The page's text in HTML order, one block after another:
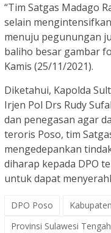
“Tim Satgas Madago
selain
menuju pegunungan
baliho besar gambar
Kamis (25/11/2021).
Diketahui, Kapolda
Irjen Pol Drs Rudy
dan penegasan agar
teroris Poso, tim
mengedepankan
diharap kepada DPO
untuk dapat
DPO Poso
Provinsi Sulawesi Tengah